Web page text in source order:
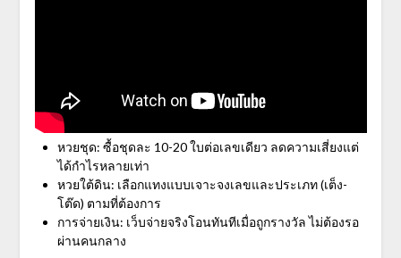
หวยชุด: ซื้อชุดละ 10-20 ใบต่อเลขเดียว ลดความเสี่ยงแต่
ได้กำไรหลายเท่า
หวยใต้ดิน: เลือกแทงแบบเจาะจงเลขและประเภท (เต็ง-
โต๊ด) ตามที่ต้องการ
การจ่ายเงิน: เว็บจ่ายจริงโอนทันทีเมื่อถูกรางวัล ไม่ต้องรอ
ผ่านคนกลาง